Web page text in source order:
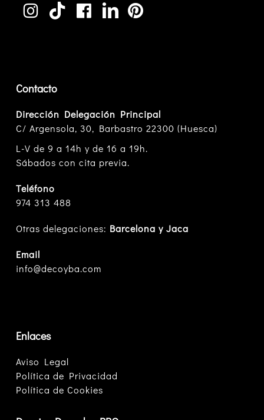
Contacto
Dirección Delegación Principal
C/ Argensola, 30, Barbastro 22300 (Huesca)
L-V de 9 a 14h y de 16 a 19h.
Sábados con cita previa.
Teléfono
974 313 488
Otras delegaciones: Barcelona y Jaca
Email
info@decoyba.com
Enlaces
Aviso Legal
Política de Privacidad
Política de Cookies